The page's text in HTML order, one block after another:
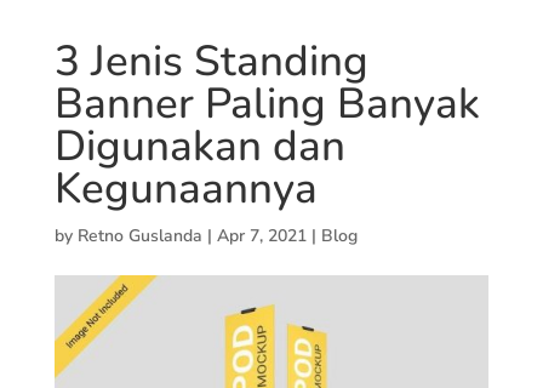
3 Jenis Standing
Banner Paling Banyak
Digunakan dan
Kegunaannya
by Retno Guslanda | Apr 7, 2021| Blog